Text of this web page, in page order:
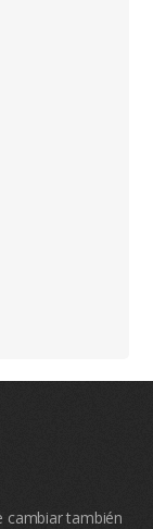
cambiar también